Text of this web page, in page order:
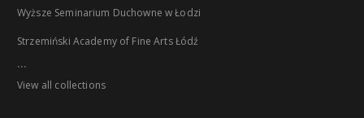
Wyższe Seminarium Duchowne w Łodzi
Strzemiński Academy of Fine Arts Łódź
...
View all collections